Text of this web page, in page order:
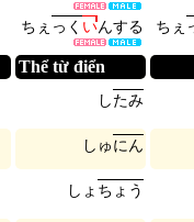
ち ぇ っ く いんする ち ぇ
Thể từ điển
したみ
し ゅに ん
し ょ ち ょ う